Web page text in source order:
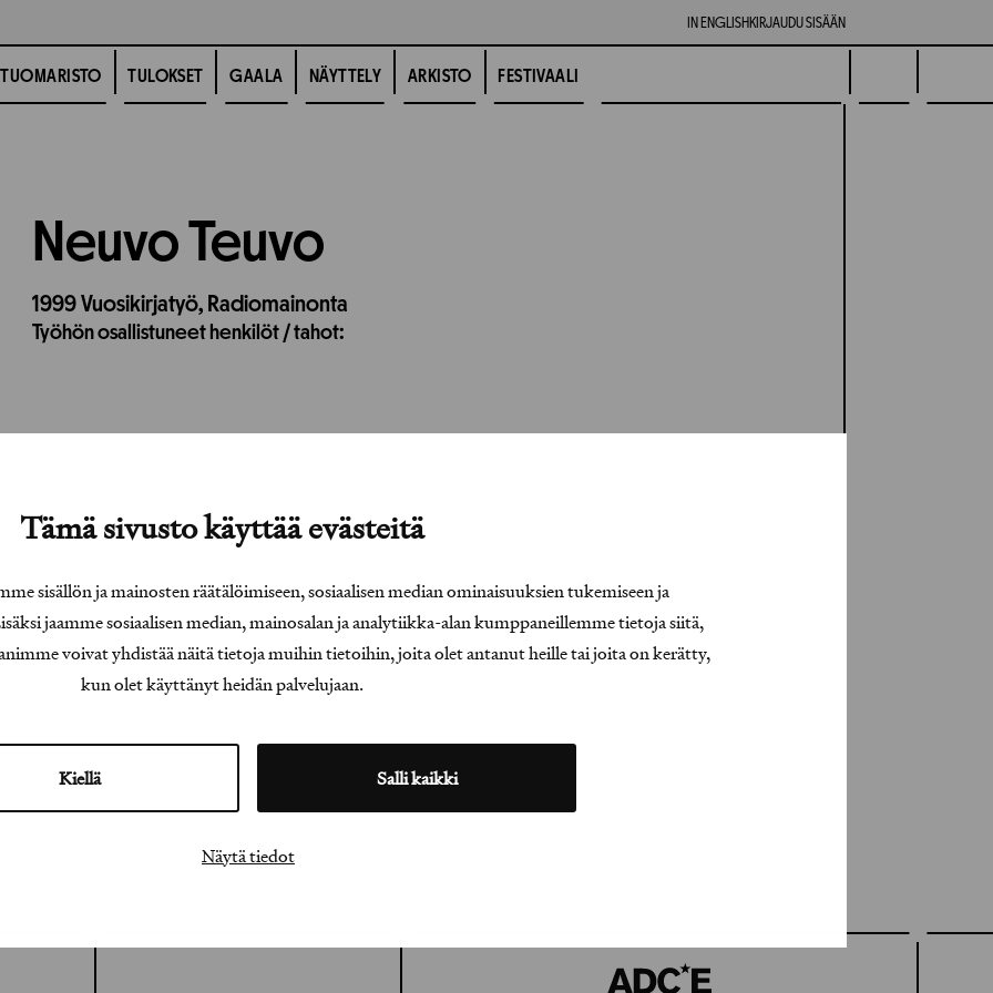
Tämä sivusto käyttää evästeitä
sisällön ja mainosten räätälöimiseen, sosiaalisen median ominaisuuksien tukemiseen ja
jaamme sosiaalisen median, mainosalan ja analytiikka-alan kumppaneillemme tietoja siitä,
voivat yhdistää näitä tietoja muihin tietoihin, joita olet antanut heille tai joita on kerätty,
kun olet käyttänyt heidän palvelujaan.
Kiellä Salli kaikki
Näytä tiedot
IN ENGLISH KIRJAUDU SISÄÄN
TUOMARISTO TULOKSET GAALA NÄYTTELY ARKISTO FESTIVAALI
Neuvo Teuvo
1999 Vuosikirjatyö, Radiomainonta
Työhön osallistuneet henkilöt / tahot: